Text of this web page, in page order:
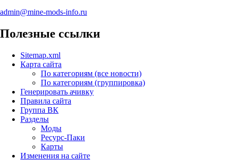
admin@mine-mods-info.ru
Полезные ссылки
Sitemap.xml
Карта сайта
По категориям (все новости)
По категориям (группировка)
Генерировать ачивку
Правила сайта
Группа ВК
Разделы
Моды
Ресурс-Паки
Карты
Изменения на сайте